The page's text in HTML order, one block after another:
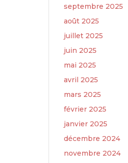
septembre 2025
août 2025
juillet 2025
juin 2025
mai 2025
avril 2025
mars 2025
février 2025
janvier 2025
décembre 2024
novembre 2024